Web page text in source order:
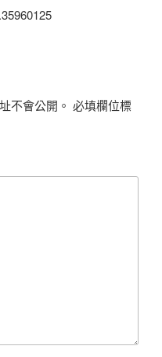
不會公開。 必填欄位標